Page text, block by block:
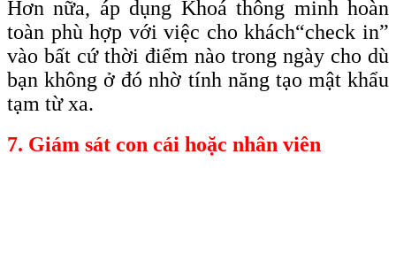
Hơn nữa, áp dụng Khoá thông minh hoàn
toàn phù hợp với việc cho khách“checkin”
vào bất cứ thời điểm nào trong ngày cho dù
bạn không ở đó nhờ tính năng tạo mật khẩu
tạm từ xa.
7. Giám sát con cái hoặc nhân viên